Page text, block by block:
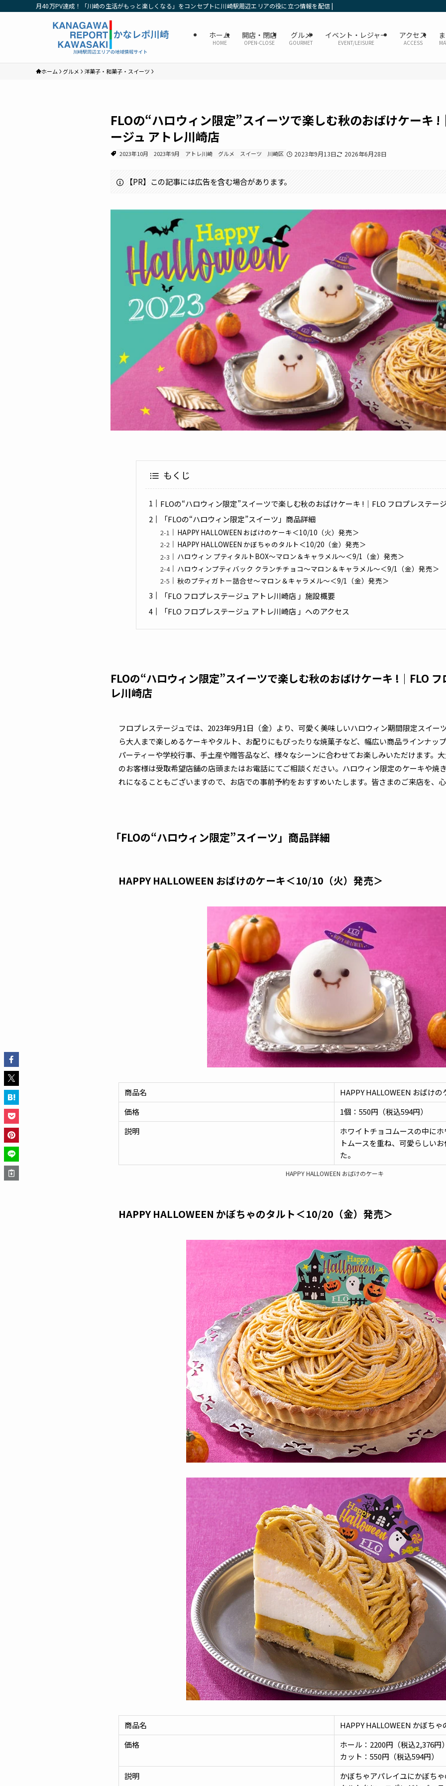
月40万PV達成！「川崎の生活がもっと楽しくなる」をコンセプトに川崎駅周辺エリアの役に立つ情報を配信 | かなレポ川崎
ホーム
HOME
開店・閉店
OPEN-CLOSE
グルメ
GOURMET
イベント・レジャー
EVENT/LEISURE
アクセス
ACCESS
ホーム グルメ 洋菓子・和菓子・スイーツ
FLOの“ハロウィン限定”スイーツで楽しむ秋のおばけケーキ !
ージュ アトレ川崎店
2023年10月 2023年9月 アトレ川崎 グルメ スイーツ 川崎区 2023年9月13日 2026年6月28日
【PR】この記事には広告を含む場合があります。
もくじ
FLOの“ハロウィン限定”スイーツで楽しむ秋のおばけケーキ !｜FLO フロプレステー
「FLOの“ハロウィン限定”スイーツ」商品詳細
HAPPY HALLOWEEN おばけのケーキ＜10/10（火）発売＞
HAPPY HALLOWEEN かぼちゃのタルト＜10/20（金）発売＞
ハロウィン プティタルトBOX～マロン＆キャラメル～＜9/1（金）発売＞
ハロウィンプティバック クランチチョコ～マロン＆キャラメル～＜9/1（金）発売＞
秋のプティガトー詰合せ～マロン＆キャラメル～＜9/1（金）発売＞
「FLO フロプレステージュ アトレ川崎店 」施設概要
「FLO フロプレステージュ アトレ川崎店 」へのアクセス
FLOの“ハロウィン限定”スイーツで楽しむ秋のおばけケーキ !｜FLO
レ川崎店
フロプレステージュでは、2023年9月1日（金）より、可愛く美味しいハロウィン期間限定スイー
ら大人まで楽しめるケーキやタルト、お配りにもぴったりな焼菓子など、幅広い商品ラインナッ
パーティーや学校行事、手土産や贈答品など、様々なシーンに合わせてお楽しみいただけます。
のお客様は受取希望店舗の店頭またはお電話にてご相談ください。ハロウィン限定のケーキや焼
れになることもございますので、お店での事前予約をおすすめいたします。皆さまのご来店を、
「FLOの“ハロウィン限定”スイーツ」商品詳細
HAPPY HALLOWEEN おばけのケーキ＜10/10（火）発売＞
商品名
HAPPY HALLOWEEN おばけの
価格
1個：550円（税込594円）
説明
ホワイトチョコムースの中に
トムースを重ね、可愛らしい
た。
HAPPY HALLOWEEN おばけのケーキ
HAPPY HALLOWEEN かぼちゃのタルト＜10/20（金）発売＞
商品名
HAPPY HALLOWEEN かぼちゃ
価格
ホール：2200円（税込2,376円
カット：550円（税込594円）
説明
かぼちゃアパレイユにかぼち